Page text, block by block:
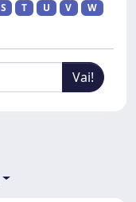
S T U V
W